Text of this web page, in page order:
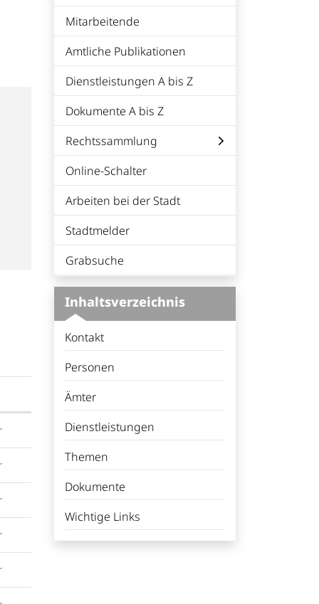
Mitarbeitende
Amtliche Publikationen
Dienstleistungen A bis Z
Dokumente A bis Z
Rechtssammlung
Online-Schalter
Arbeiten bei der Stadt
Stadtmelder
Grabsuche
Inhaltsverzeichnis
Kontakt
Personen
Ämter
Dienstleistungen
Themen
Dokumente
Wichtige Links